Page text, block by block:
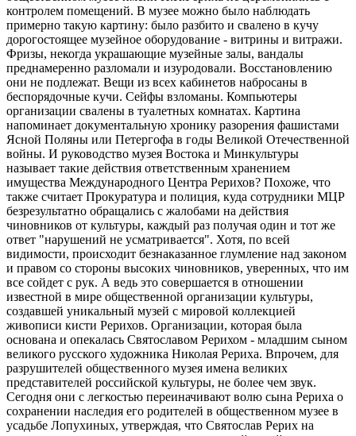
контролем помещений. В музее можно было наблюдать
примерно такую картину: было разбито и свалено в кучу
дорогостоящее музейное оборудование - витрины и витражи.
Фризы, некогда украшающие музейные залы, вандалы
преднамеренно разломали и изуродовали. Восстановлению
они не подлежат. Вещи из всех кабинетов набросаны в
беспорядочные кучи. Сейфы взломаны. Компьютеры
организации свалены в туалетных комнатах. Картина
напоминает документальную хронику разорения фашистами
Ясной Поляны или Петергофа в годы Великой Отечественной
войны. И руководство музея Востока и Минкультуры
называет такие действия ответственным хранением
имущества Международного Центра Рерихов? Похоже, что
также считает Прокуратура и полиция, куда сотрудники МЦР
безрезультатно обращались с жалобами на действия
чиновников от культуры, каждый раз получая один и тот же
ответ "нарушений не усматривается". Хотя, по всей
видимости, происходит безнаказанное глумление над законом
и правом со стороны высоких чиновников, уверенных, что им
все сойдет с рук. А ведь это совершается в отношении
известной в мире общественной организации культуры,
создавшей уникальный музей с мировой коллекцией
живописи кисти Рерихов. Организации, которая была
основана и опекалась Святославом Рерихом - младшим сыном
великого русского художника Николая Рериха. Впрочем, для
разрушителей общественного музея имена великих
представителей российской культуры, не более чем звук.
Сегодня они с легкостью переиначивают волю сына Рериха о
сохранении наследия его родителей в общественном музее в
усадьбе Лопухиных, утверждая, что Святослав Рерих на